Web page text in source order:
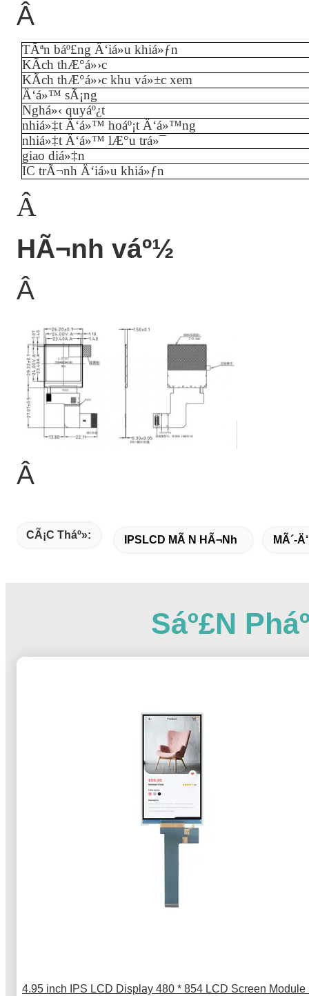
Â
TÃªn báº£ng Ä‘iá»u khiá»ƒn
KÃ­ch thÆ°á»›c
KÃ­ch thÆ°á»›c khu vá»±c xem
Ä‘á»™ sÃ¡ng
Nghá»‹ quyáº¿t
nhiá»‡t Ä‘á»™ hoáº¡t Ä‘á»™ng
nhiá»‡t Ä‘á»™ lÆ°u trá»¯
giao diá»‡n
IC trÃ¬nh Ä‘iá»u khiá»ƒn
Â
HÃ¬nh váº½
Â
Â
CÃ¡c Tháº»: IPSLCD MÃ N HÃ¬nh MÃ´-
Sáº£n
4.95 inch IPS LCD Display 480 * 854 LCD Screen Module